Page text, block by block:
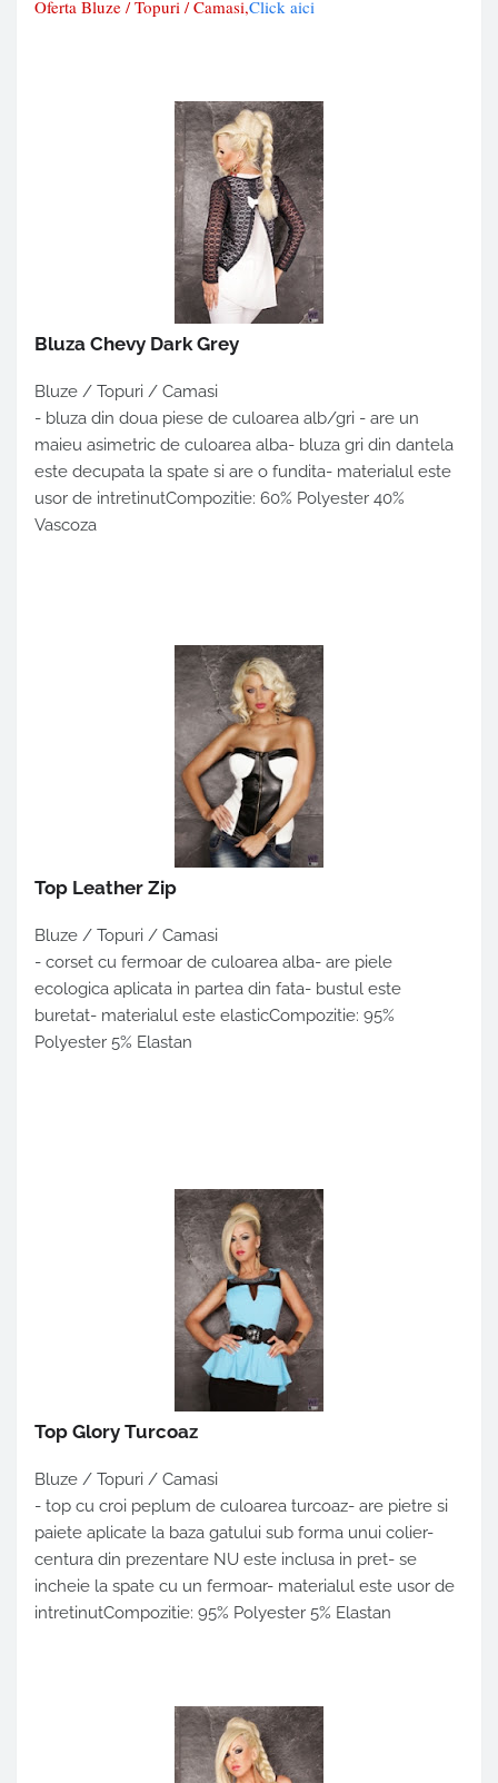
Oferta Bluze / Topuri / Camasi,Click aici
Bluza Chevy Dark Grey
Bluze / Topuri / Camasi
- bluza din doua piese de culoarea alb/gri - are un
maieu asimetric de culoarea alba- bluza gri din dantela
este decupata la spate si are o fundita- materialul este
usor de intretinutCompozitie: 60% Polyester 40%
Vascoza
Top Leather Zip
Bluze / Topuri / Camasi
- corset cu fermoar de culoarea alba- are piele
ecologica aplicata in partea din fata- bustul este
buretat- materialul este elasticCompozitie: 95%
Polyester 5% Elastan
Top Glory Turcoaz
Bluze / Topuri / Camasi
- top cu croi peplum de culoarea turcoaz- are pietre si
paiete aplicate la baza gatului sub forma unui colier-
centura din prezentare NU este inclusa in pret- se
incheie la spate cu un fermoar- materialul este usor de
intretinutCompozitie: 95% Polyester 5% Elastan